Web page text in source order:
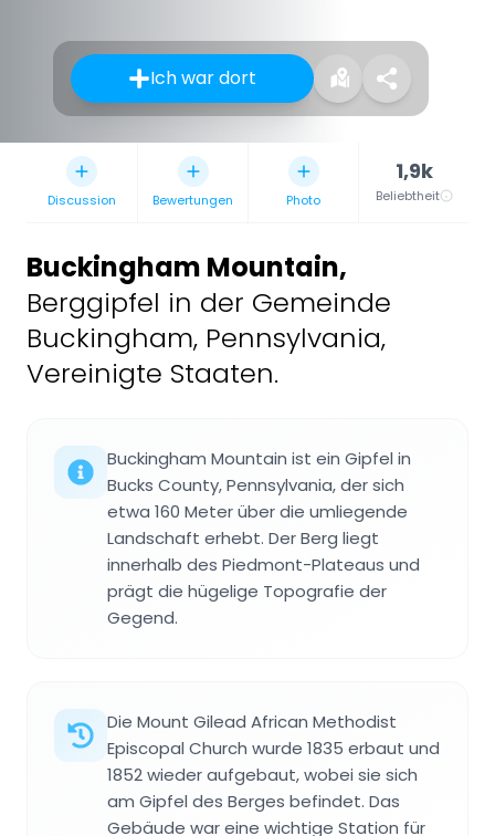
Ich war dort
Discussion Bewertungen Photo
1,9k
Beliebtheit
Buckingham Mountain,
Berggipfel in der Gemeinde
Buckingham, Pennsylvania,
Vereinigte Staaten.
Buckingham Mountain ist ein Gipfel in
Bucks County, Pennsylvania, der sich
etwa 160 Meter über die umliegende
Landschaft erhebt. Der Berg liegt
innerhalb des Piedmont-Plateaus und
prägt die hügelige Topografie der
Gegend.
Die Mount Gilead African Methodist
Episcopal Church wurde 1835 erbaut und
1852 wieder aufgebaut, wobei sie sich
am Gipfel des Berges befindet. Das
Gebäude war eine wichtige Station für